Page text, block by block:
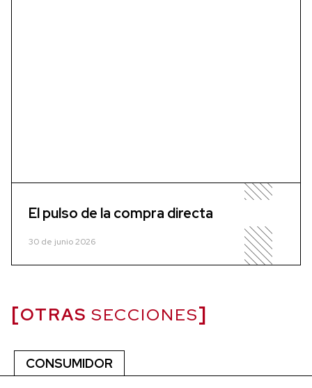
El pulso de la compra directa
30 de junio 2026
OTRAS SECCIONES
CONSUMIDOR